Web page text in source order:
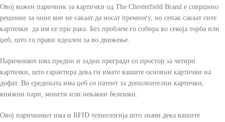
Овој кожен паричник за картички од The ​​Chesterfield Brand е совршено
решение за оние кои не сакаат да носат премногу, но сепак сакаат сите
картички да им се при рака. Без проблем го собира во секоја торба или
џеб, што го прави идеален за во движење.
Паричникот има предни и задни прегради со простор за четири
картички, што гарантира дека ги имате вашите основни картички на
дофат. Во средината има џеб со патент за дополнителни картички,
книжни пари, монети или некакви белешки.
Овој паричникот има и RFID технологија што значи дека вашите